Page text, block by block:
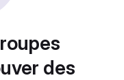
des